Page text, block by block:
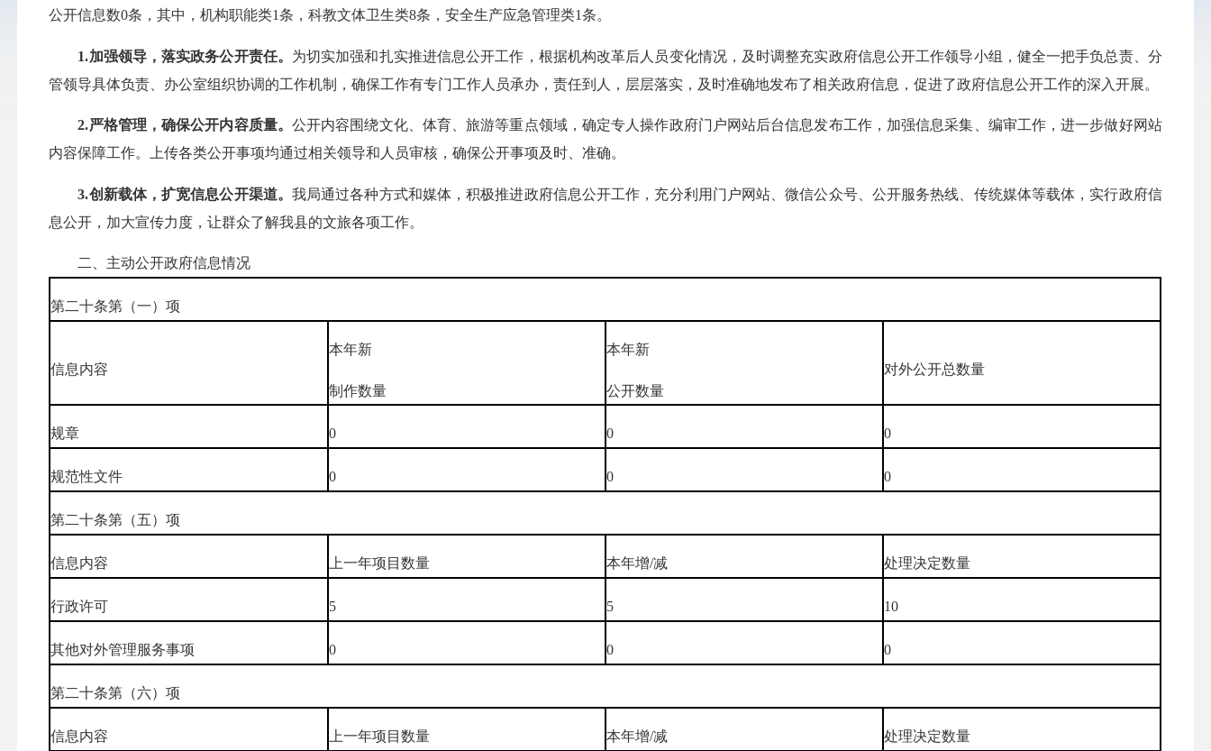
公开信息数0条，其中，机构职能类1条，科教文体卫生类8条，安全生产应急管理类1条。
1.加强领导，落实政务公开责任。 为切实加强和扎实推进信息公开工作，根据机构改革后人员变化情况，及时调整充实政府信息公开工作领导小组，健全一把手负总责、分
管领导具体负责、办公室组织协调的工作机制，确保工作有专门工作人员承办，责任到人，层层落实，及时准确地发布了相关政府信息，促进了政府信息公开工作的深入开展。
2.严格管理，确保公开内容质量。 公开内容围绕文化、体育、旅游等重点领域，确定专人操作政府门户网站后台信息发布工作，加强信息采集、编审工作，进一步做好网站
内容保障工作。上传各类公开事项均通过相关领导和人员审核，确保公开事项及时、准确。
3.创新载体，扩宽信息公开渠道。 我局通过各种方式和媒体，积极推进政府信息公开工作，充分利用门户网站、微信公众号、公开服务热线、传统媒体等载体，实行政府信
息公开，加大宣传力度，让群众了解我县的文旅各项工作。
二、主动公开政府信息情况
第二十条第（一）项
信息内容
本年新
制作数量
本年新
公开数量
对外公开总数量
规章 0 0 0
规范性文件 0 0 0
第二十条第（五）项
信息内容 上一年项目数量 本年增/减 处理决定数量
行政许可 5 5 10
其他对外管理服务事项 0 0 0
第二十条第（六）项
信息内容 上一年项目数量 本年增/减 处理决定数量